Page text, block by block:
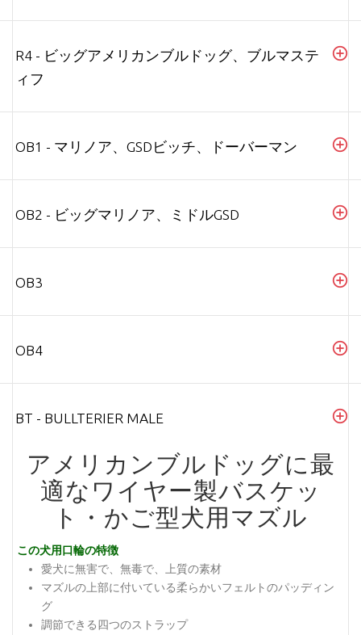
R4 - ビッグアメリカンブルドッグ、ブルマステ
ィフ
OB1 - マリノア、GSDビッチ、ドーバーマン
OB2 - ビッグマリノア、ミドルGSD
OB3
OB4
BT - BULLTERIER MALE
アメリカンブルドッグに最
適なワイヤー製バスケッ
ト・かご型犬用マズル
この犬用口輪の特徴
愛犬に無害で、無毒で、上質の素材
マズルの上部に付いている柔らかいフェルトのパッディン
グ
調節できる四つのストラップ